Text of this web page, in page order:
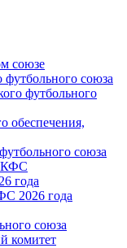
союзе
союза
футбольного
обеспечения,
союза
КФС
года
2026 года
союза
комитет